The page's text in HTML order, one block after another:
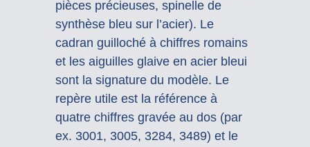
pièces précieuses, spinelle de
synthèse bleu sur l’acier). Le
cadran guilloché à chiffres romains
et les aiguilles glaive en acier bleui
sont la signature du modèle. Le
repère utile est la référence à
quatre chiffres gravée au dos (par
ex. 3001, 3005, 3284, 3489) et le